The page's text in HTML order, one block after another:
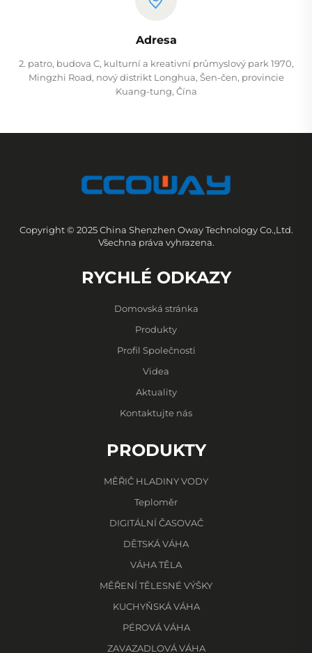
Adresa
2. patro, budova C, kulturní a kreativní průmyslový park 1970,
Mingzhi Road, nový distrikt Longhua, Šen-čen, provincie
Kuang-tung, Čína
Copyright © 2025 China Shenzhen Oway Technology Co.,Ltd.
Všechna práva vyhrazena.
RYCHLÉ ODKAZY
Domovská stránka
Produkty
Profil Společnosti
Videa
Aktuality
Kontaktujte nás
PRODUKTY
MĚŘIČ HLADINY VODY
Teploměr
DIGITÁLNÍ ČASOVAČ
DĚTSKÁ VÁHA
VÁHA TĚLA
MĚŘENÍ TĚLESNÉ VÝŠKY
KUCHYŇSKÁ VÁHA
PÉROVÁ VÁHA
ZAVAZADLOVÁ VÁHA